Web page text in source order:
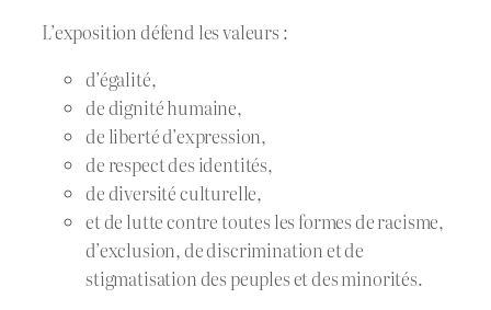
L’exposition défend les valeurs :
d’égalité,
de dignité humaine,
de liberté d’expression,
de respect des identités,
de diversité culturelle,
et de lutte contre toutes les formes de racisme,
d’exclusion, de discrimination et de
stigmatisation des peuples et des minorités.